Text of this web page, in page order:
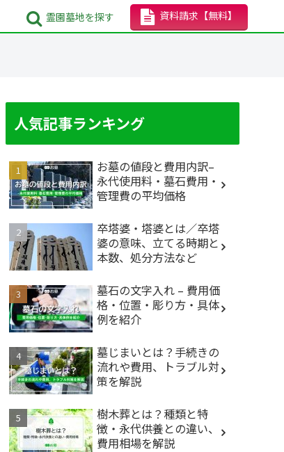
霊園墓地を探す 資料請求 【無料】
人気記事ランキング
お墓の値段と費用内訳–
永代使用料・墓石費用・
管理費の平均価格
卒塔婆・塔婆とは／卒塔
婆の意味、立てる時期と
本数、処分方法など
墓石の文字入れ – 費用価
格・位置・彫り方・具体
例を紹介
墓じまいとは？手続きの
流れや費用、トラブル対
策を解説
樹木葬とは？種類と特
徴・永代供養との違い、
費用相場を解説